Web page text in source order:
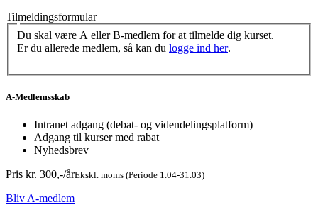
Tilmeldingsformular
Du skal være A eller B-medlem for at tilmelde dig kurset.
Er du allerede medlem, så kan du logge ind her.
A-Medlemsskab
Intranet adgang (debat- og videndelingsplatform)
Adgang til kurser med rabat
Nyhedsbrev
Pris kr. 300,-/årEkskl. moms (Periode 1.04-31.03)
Bliv A-medlem